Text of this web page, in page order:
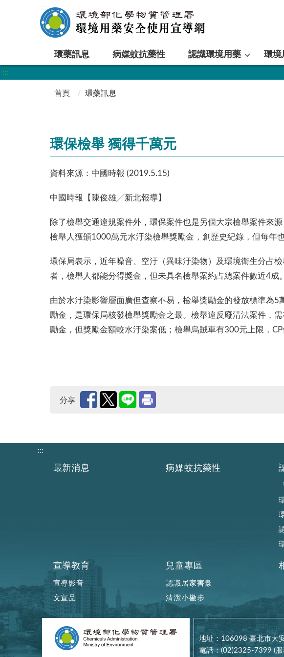
:::
環藥訊息 病媒蚊抗藥性 認識環境用藥 環境
:::
首頁 環藥訊息
環保檢舉 獨得千萬元
資料來源：中國時報 (2019.5.15)
中國時報【陳俊雄╱新北報導】
除了檢舉交通違規案件外，環保案件也是另個大宗檢舉案件來
檢舉人獲頒1000萬元水汙染檢舉獎勵金，創歷史紀錄，但每年
環保局表示，近年噪音、空汙（異味汙染物）及環境衛生分占
者，檢舉人都能分得獎金，但未具名檢舉案約占總案件數近4成。
由於水汙染影響層面廣但查察不易，檢舉獎勵金的發放標準為
勵金，是環保局核發檢舉獎勵金之最。檢舉違反廢清法案件，
勵金，但獎勵金額較水汙染案低；檢舉烏賊車有300元上限，CP
分享
:::
最新消息 病媒蚊抗藥性
宣導教育
宣導影音
文宣品
兒童專區
認識居家害蟲
清潔小撇步
地址：106098 臺北市大
電話：(02)2325-7399 (